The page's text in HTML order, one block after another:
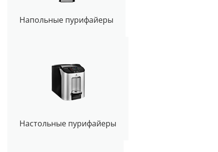
Напольные пурифайеры
Настольные пурифайеры